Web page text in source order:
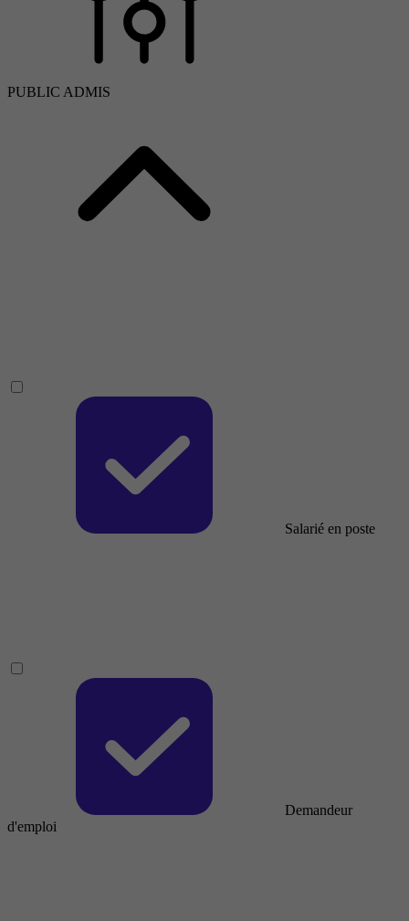
PUBLIC ADMIS
Salarié en poste
Demandeur
d'emploi